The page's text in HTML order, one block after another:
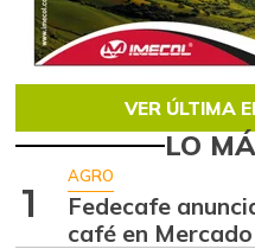
VER ÚLTIMA
LO
1
AGRO
Fedecafe
café en